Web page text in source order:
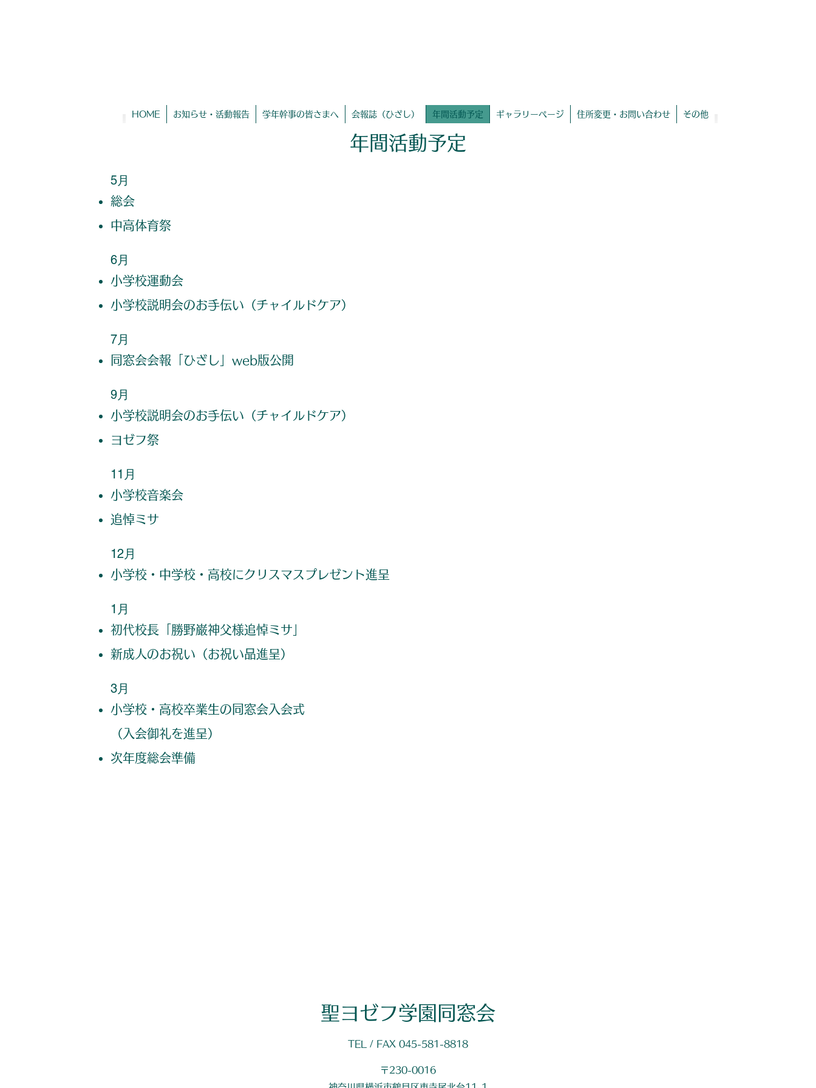
HOME
お知らせ・活動報告 学年幹事の皆さまへ 会報誌（ひざし） 年間活動予定 ギャラリーページ 住所変更・お問い合わせ その他
年間活動予定
5月
総会
​中高体育祭
6月
小学校運動会
小学校説明会のお手伝い（チャイルドケア）
7月
同窓会会報「ひざし」web版公開
9月
小学校説明会のお手伝い（チャイルドケア）
​ヨゼフ祭
​​11月
小学校音楽会
​追悼ミサ
12月
小学校・中学校・高校にクリスマスプレゼント進呈
1月
初代校長「勝野巌神父様追悼ミサ」
新成人のお祝い（お祝い品進呈）
3月
小学校・高校卒業生の同窓会入会式
（入会御礼を進呈）
次年度総会準備
聖ヨゼフ学園同窓会
TEL / FAX 045-581-8818
〒230-0016